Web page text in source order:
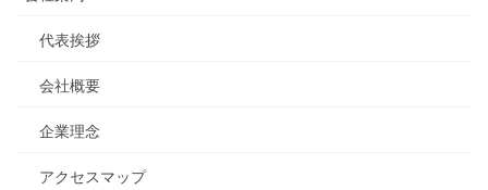
代表挨拶
会社概要
企業理念
アクセスマップ